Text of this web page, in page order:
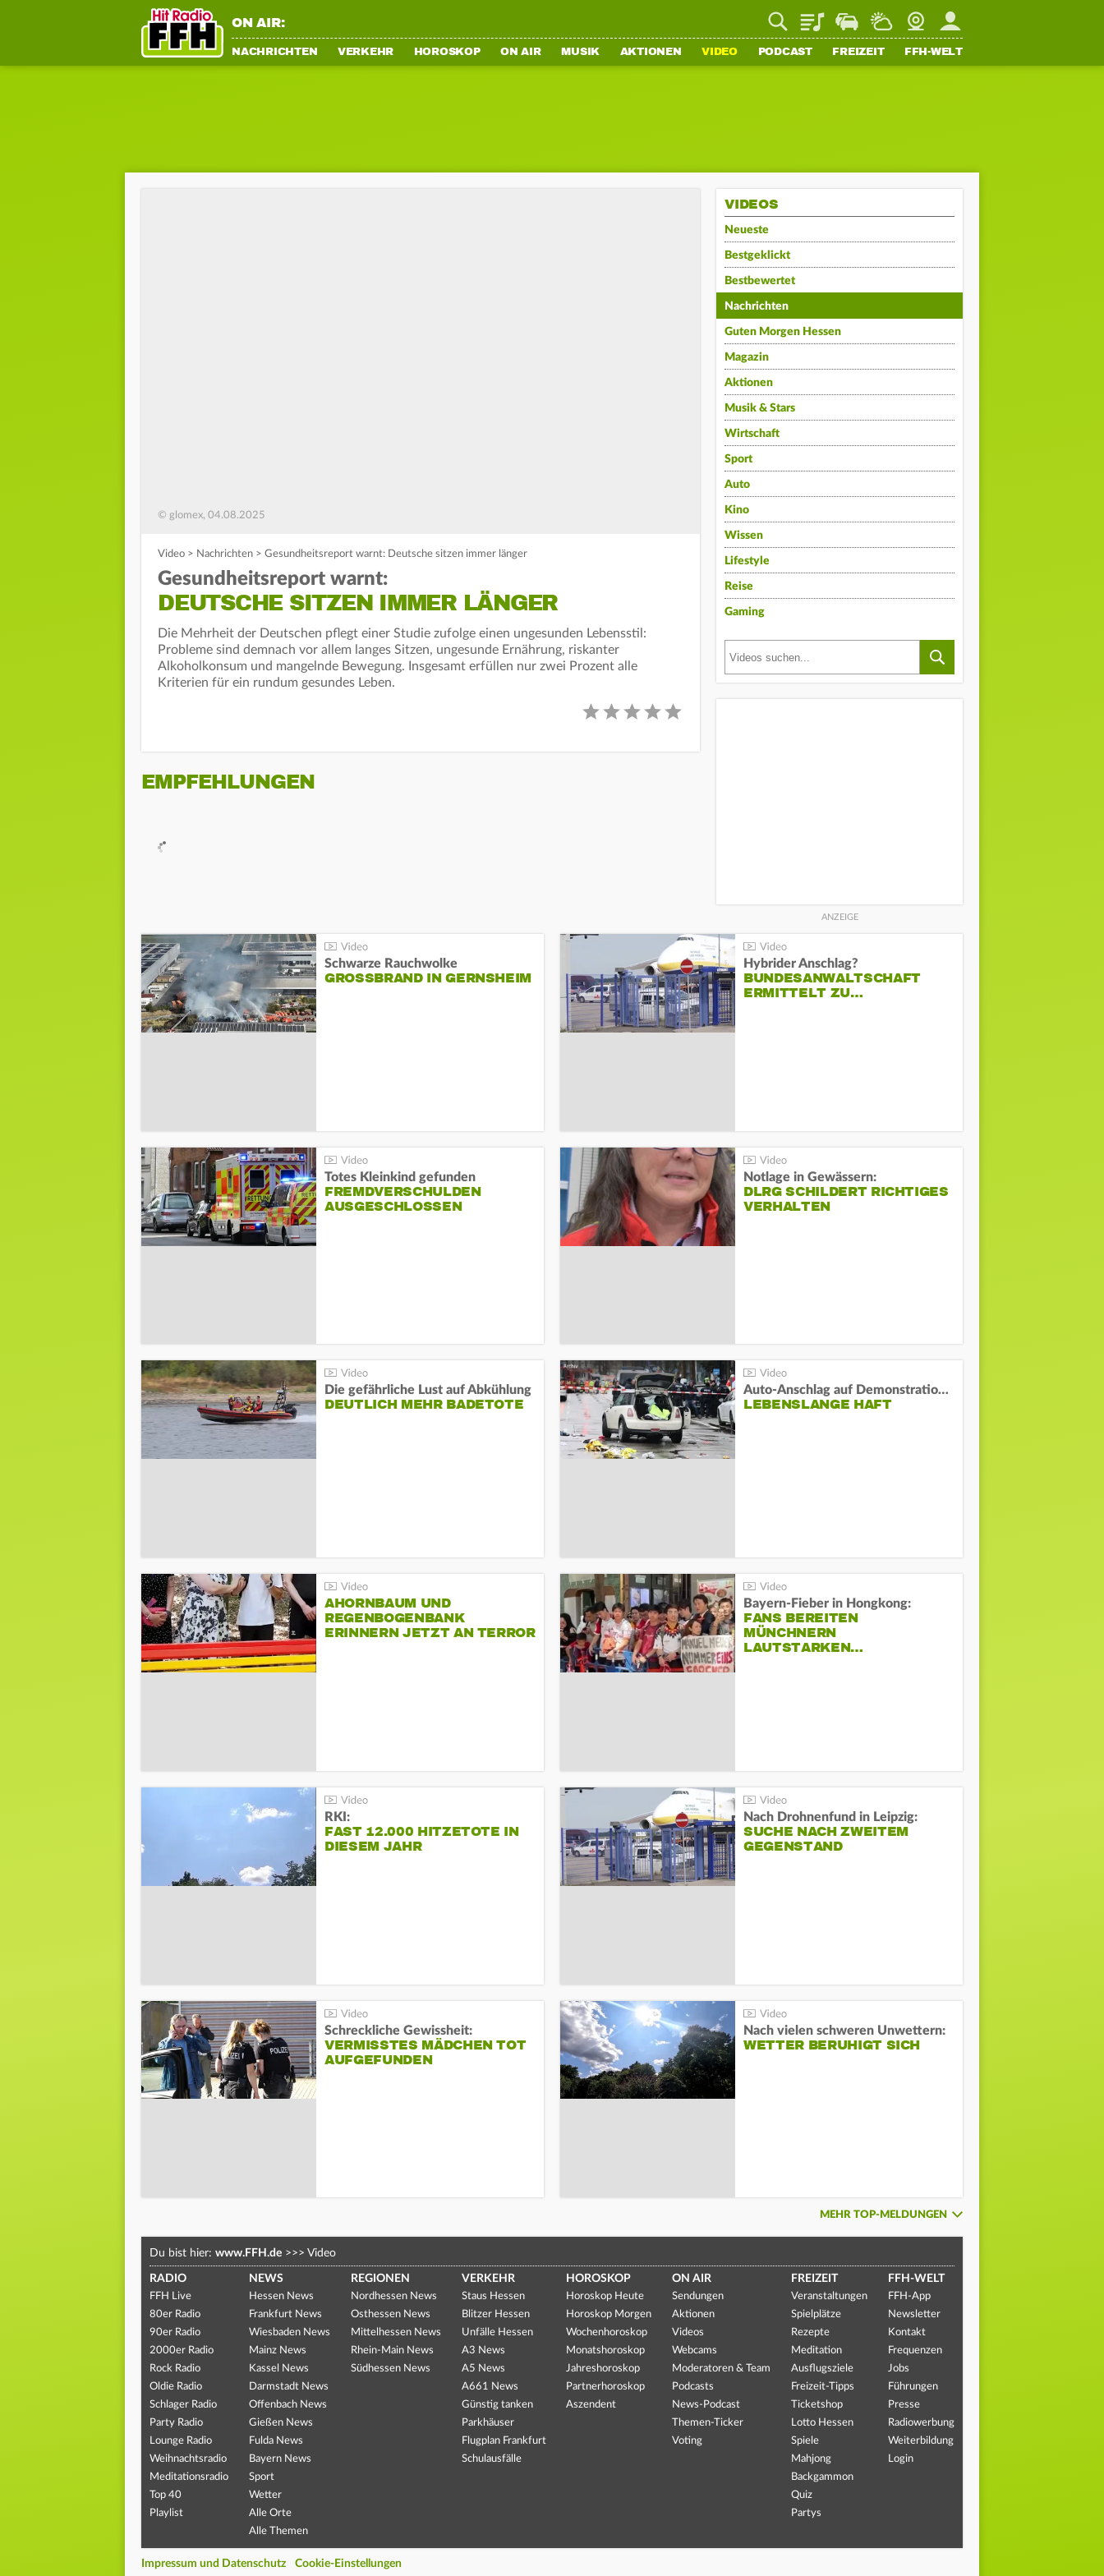
ON AIR: PlaylistStaupilotWetterWebcamMein FFH
NACHRICHTEN VERKEHR HOROSKOP ON AIR MUSIK AKTIONEN VIDEO PODCAST FREIZEIT FFH-WELT
© glomex, 04.08.2025
Video > Nachrichten > Gesundheitsreport warnt: Deutsche sitzen immer länger
Gesundheitsreport warnt:
DEUTSCHE SITZEN IMMER LÄNGER
Die Mehrheit der Deutschen pflegt einer Studie zufolge einen ungesunden Lebensstil:
Probleme sind demnach vor allem langes Sitzen, ungesunde Ernährung, riskanter
Alkoholkonsum und mangelnde Bewegung. Insgesamt erfüllen nur zwei Prozent alle
Kriterien für ein rundum gesundes Leben.
EMPFEHLUNGEN
VIDEOS
Neueste
Bestgeklickt
Bestbewertet
Nachrichten
Guten Morgen Hessen
Magazin
Aktionen
Musik & Stars
Wirtschaft
Sport
Auto
Kino
Wissen
Lifestyle
Reise
Gaming
Schwarze Rauchwolke
GROSSBRAND IN GERNSHEIM
Hybrider Anschlag?
BUNDESANWALTSCHAFT
ERMITTELT ZU…
Totes Kleinkind gefunden
FREMDVERSCHULDEN
AUSGESCHLOSSEN
Notlage in Gewässern:
DLRG SCHILDERT RICHTIGES
VERHALTEN
Die gefährliche Lust auf Abkühlung
DEUTLICH MEHR BADETOTE
Auto-Anschlag auf Demonstration in München:
LEBENSLANGE HAFT
AHORNBAUM UND
REGENBOGENBANK
ERINNERN JETZT AN TERROR
Bayern-Fieber in Hongkong:
FANS BEREITEN
MÜNCHNERN
LAUTSTARKEN…
RKI:
FAST 12.000 HITZETOTE IN
DIESEM JAHR
Nach Drohnenfund in Leipzig:
SUCHE NACH ZWEITEM
GEGENSTAND
Schreckliche Gewissheit:
VERMISSTES MÄDCHEN TOT
AUFGEFUNDEN
Nach vielen schweren Unwettern:
WETTER BERUHIGT SICH
MEHR TOP-MELDUNGEN
Du bist hier: www.FFH.de >>> Video
RADIO
FFH Live
80er Radio
90er Radio
2000er Radio
Rock Radio
Oldie Radio
Schlager Radio
Party Radio
Lounge Radio
Weihnachtsradio
Meditationsradio
Top 40
Playlist
NEWS
Hessen News
Frankfurt News
Wiesbaden News
Mainz News
Kassel News
Darmstadt News
Offenbach News
Gießen News
Fulda News
Bayern News
Sport
Wetter
Alle Orte
Alle Themen
REGIONEN
Nordhessen News
Osthessen News
Mittelhessen News
Rhein-Main News
Südhessen News
VERKEHR
Staus Hessen
Blitzer Hessen
Unfälle Hessen
A3 News
A5 News
A661 News
Günstig tanken
Parkhäuser
Flugplan Frankfurt
Schulausfälle
HOROSKOP
Horoskop Heute
Horoskop Morgen
Wochenhoroskop
Monatshoroskop
Jahreshoroskop
Partnerhoroskop
Aszendent
ON AIR
Sendungen
Aktionen
Videos
Webcams
Moderatoren & Team
Podcasts
News-Podcast
Themen-Ticker
Voting
FREIZEIT
Veranstaltungen
Spielplätze
Rezepte
Meditation
Ausflugsziele
Freizeit-Tipps
Ticketshop
Lotto Hessen
Spiele
Mahjong
Backgammon
Quiz
Partys
FFH-WELT
FFH-App
Newsletter
Kontakt
Frequenzen
Jobs
Führungen
Presse
Radiowerbung
Weiterbildung
Login
Impressum und Datenschutz Cookie-Einstellungen